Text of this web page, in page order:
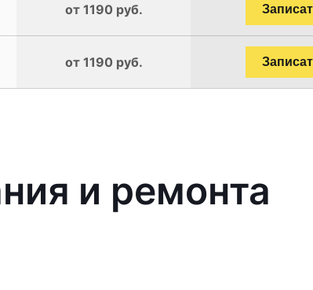
от 1190 руб.
от 1190 руб.
и ремонта